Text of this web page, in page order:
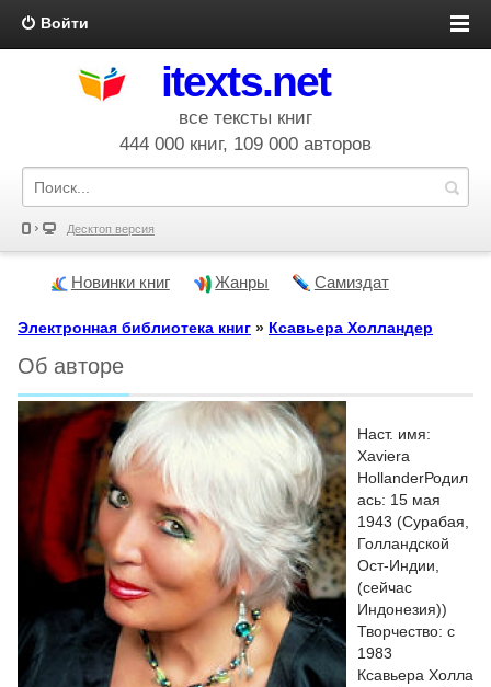
Войти
itexts.net
все тексты книг
444 000 книг, 109 000 авторов
Десктоп версия
Новинки книг Жанры Самиздат
Электронная библиотека книг » Ксавьера Холландер
Об авторе
Наст. имя:
Xaviera
HollanderРодил
ась: 15 мая
1943 (Сурабая,
Голландской
Ост-Индии,
(сейчас
Индонезия))
Творчество: с
1983
Ксавьера Холла